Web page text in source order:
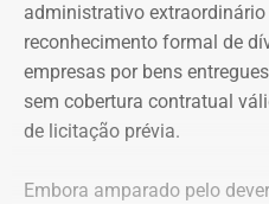
atualização monetária.
A Procuradoria cita ainda
deputado participou da
autorizando transferências
documentação
administrativo
reconhecimento formal de
empresas por bens
sem cobertura contratual
de licitação prévia.
Embora amparado pelo